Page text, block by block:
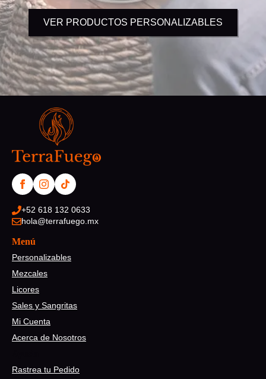
VER PRODUCTOS PERSONALIZABLES
+52 618 132 0633
hola@terrafuego.mx
Menú
Personalizables
Mezcales
Licores
Sales y Sangritas
Mi Cuenta
Acerca de Nosotros
Rastrea tu Pedido